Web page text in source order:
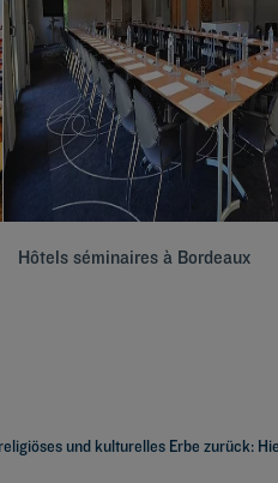
Hôtels séminaires à Bordeaux
und kulturelles Erbe zurück: